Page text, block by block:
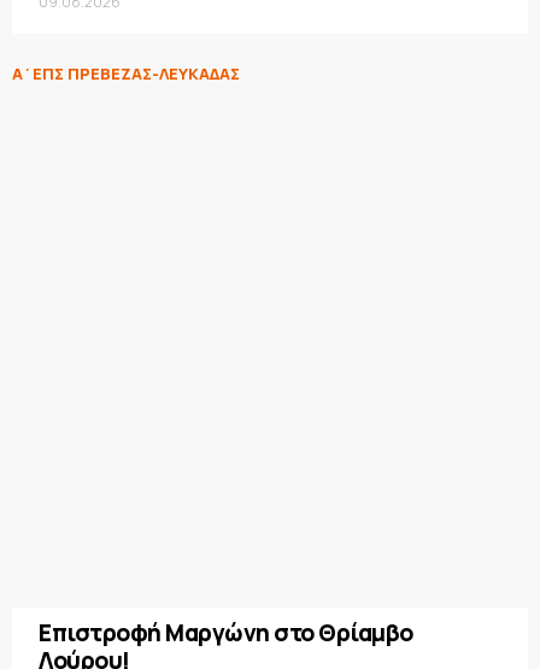
Α΄ΕΠΣ ΠΡΕΒΕΖΑΣ-ΛΕΥΚΑΔΑΣ
Επιστροφή Μαργώνη στο Θρίαμβο
Λούρου!